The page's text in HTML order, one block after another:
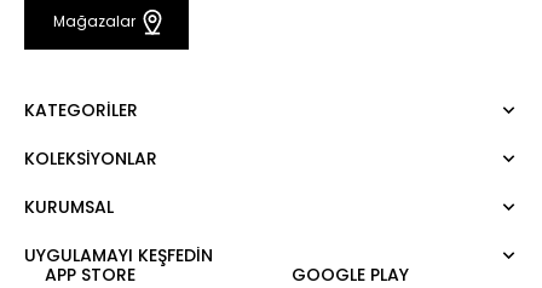
Mağazalar
KATEGORILER
Elbise
Pantolon
KOLEKSIYONLAR
Mert Aslan
Nature Love
KURUMSAL
Hakkımızda
UYGULAMAYI KEŞFEDİN
APP STORE
GOOGLE PLAY